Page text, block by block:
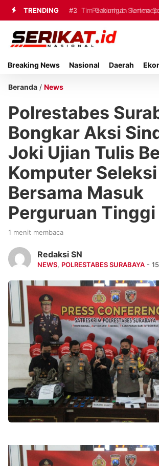
TRENDING #2 Perkimhub
Matangkan Pelaksanaan
#3 Tim Gabungan Terima
Korban Evakuasi KM Mutiara
Breaking News Nasional Daerah
Beranda / News
Polrestabes
Bongkar Aksi
Joki Ujian Tulis
Komputer Seleksi
Bersama Masuk
Perguruan
1 menit membaca
Redaksi SN
NEWS, POLRESTABES SURABAYA -